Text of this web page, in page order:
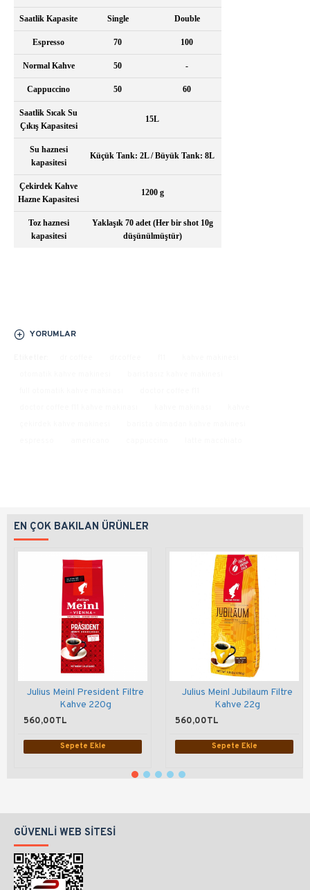
Saatlik Kapasite Single Double
Espresso 70 100
Normal Kahve 50 -
Cappuccino 50 60
Saatlik Sıcak Su
Çıkış Kapasitesi
15L
Su haznesi
kapasitesi
Küçük Tank: 2L / Büyük Tank: 8L
Çekirdek Kahve
Hazne Kapasitesi
1200 g
Toz haznesi
kapasitesi
Yaklaşık 70 adet (Her bir shot 10g
düşünülmüştür)
YORUMLAR
EN ÇOK BAKILAN ÜRÜNLER
Julius Meinl President Filtre
Kahve 220g
560,00TL
Sepete Ekle
Julius Meinl Jubilaum Filtre
Kahve 22g
560,00TL
Sepete Ekle
GÜVENLI WEB SITESI